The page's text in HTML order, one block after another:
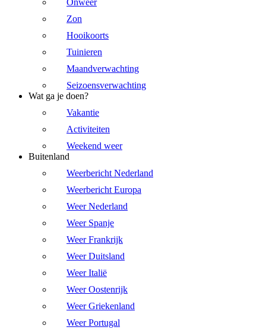
Onweer
Zon
Hooikoorts
Tuinieren
Maandverwachting
Seizoensverwachting
Wat ga je doen?
Vakantie
Activiteiten
Weekend weer
Buitenland
Weerbericht Nederland
Weerbericht Europa
Weer Nederland
Weer Spanje
Weer Frankrijk
Weer Duitsland
Weer Italië
Weer Oostenrijk
Weer Griekenland
Weer Portugal